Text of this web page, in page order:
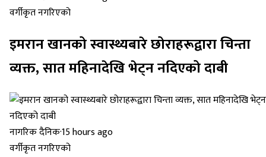
वर्गीकृत नगरिएको
इमरान खानको स्वास्थ्यबारे छोराहरूद्वारा चिन्ता
व्यक्त, सात महिनादेखि भेट्न नदिएको दाबी
नागरिक दैनिक·15 hours ago
वर्गीकृत नगरिएको